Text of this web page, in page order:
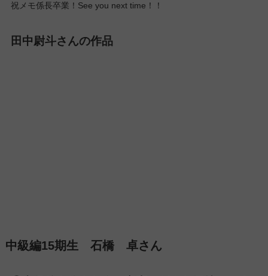
祝メモ係長卒業！See you next time！！
田中尉斗さんの作品